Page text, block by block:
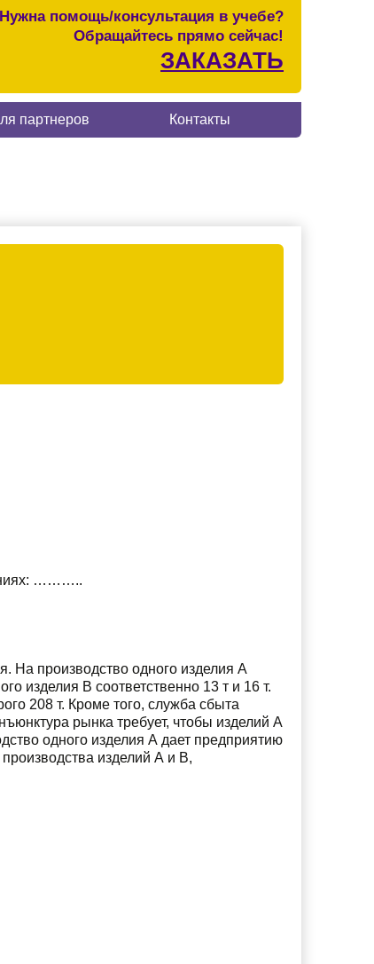
Нужна помощь/консультация в учебе?
Обращайтесь прямо сейчас!
ЗАКАЗАТЬ
партнеров Контакты
………..
На производство одного изделия А
изделия В соответственно 13 т и 16 т.
208 т. Кроме того, служба сбыта
рынка требует, чтобы изделий А
одного изделия А дает предприятию
изделий А и В,